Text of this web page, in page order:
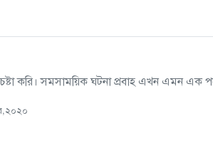
করি। সমসাময়িক ঘটনা প্রবাহ এখন এমন এক